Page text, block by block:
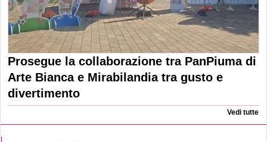
Prosegue la collaborazione tra PanPiuma di
Arte Bianca e Mirabilandia tra gusto e
divertimento
Vedi tutte